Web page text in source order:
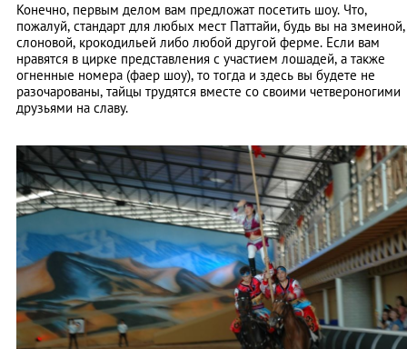
Конечно, первым делом вам предложат посетить шоу. Что,
пожалуй, стандарт для любых мест Паттайи, будь вы на змеиной,
слоновой, крокодильей либо любой другой ферме. Если вам
нравятся в цирке представления с участием лошадей, а также
огненные номера (фаер шоу), то тогда и здесь вы будете не
разочарованы, тайцы трудятся вместе со своими четвероногими
друзьями на славу.